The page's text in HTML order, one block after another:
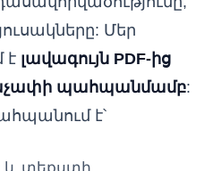
Մեր
է լավագույն PDF-ից
պահպանմամբ:
է՝